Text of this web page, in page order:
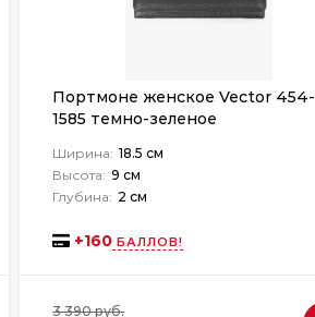
Портмоне женское Vector 454-
1585 темно-зеленое
Ширина: 18.5 см
Высота: 9 см
Глубина: 2 см
+160 БАЛЛОВ!
3 390 руб.